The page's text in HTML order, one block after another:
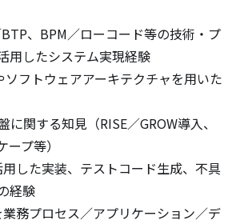
、BPM／ローコード等の技術・プ
用したシステム実現経験
フトウェアアーキテクチャを用いた
に関する知見（RISE／GROW導入、
プ等）
した実装、テストコード生成、不具
経験
務プロセス／アプリケーション／デ